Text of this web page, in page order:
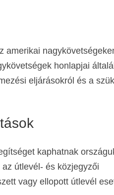
amerikai
honlapjai
eljárásokról és a
kaphatnak
útlevél- és közjegyzői
vagy ellopott útlevél